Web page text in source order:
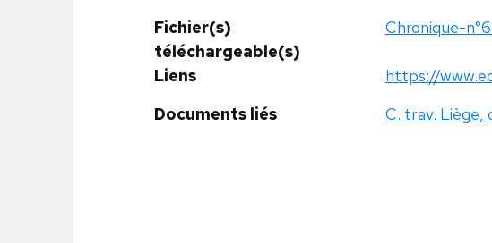
Fichier(s)
téléchargeable(s)
Chronique-
Liens
https://
Documents liés
C. trav. Liège,